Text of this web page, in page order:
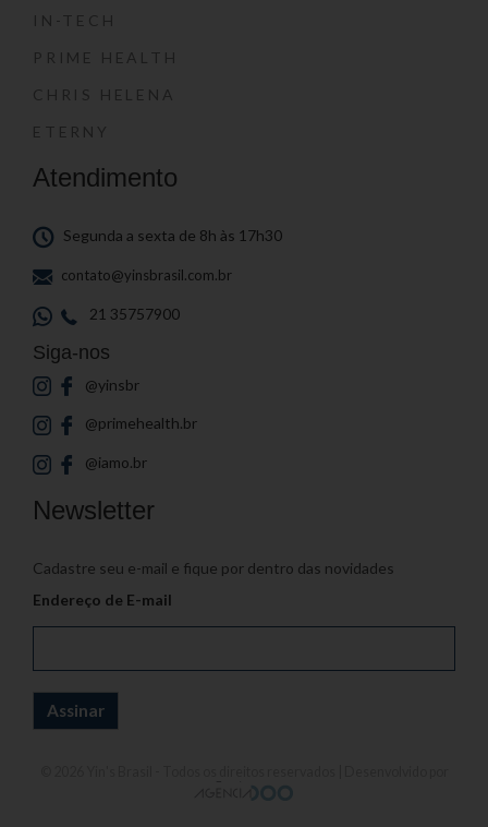
IN-TECH
PRIME HEALTH
CHRIS HELENA
ETERNY
Atendimento
Segunda a sexta de 8h às 17h30
contato@yinsbrasil.com.br
21 35757900
Siga-nos
@yinsbr
@primehealth.br
@iamo.br
Newsletter
Cadastre seu e-mail e fique por dentro das novidades
Endereço de E-mail